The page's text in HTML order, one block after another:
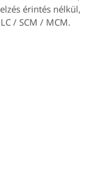
érintés nélkül,
/ SCM / MCM.